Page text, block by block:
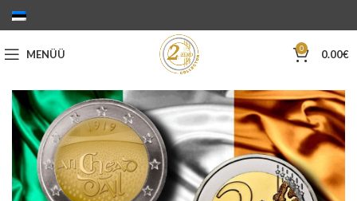
MENÜÜ 0 0.00€